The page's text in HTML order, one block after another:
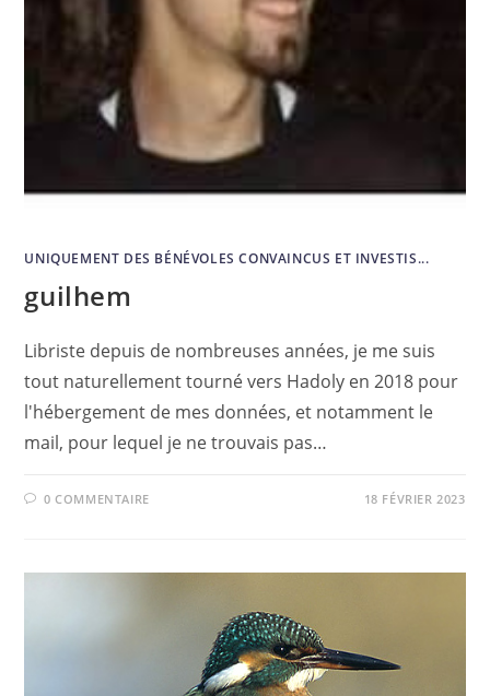
UNIQUEMENT DES BÉNÉVOLES CONVAINCUS ET INVESTIS...
guilhem
Libriste depuis de nombreuses années, je me suis
tout naturellement tourné vers Hadoly en 2018 pour
l'hébergement de mes données, et notamment le
mail, pour lequel je ne trouvais pas…
0 COMMENTAIRE 18 FÉVRIER 2023